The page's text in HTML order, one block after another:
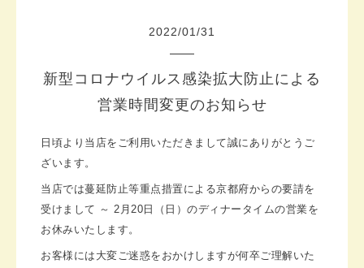
2022/01 /31
新型コロナウイルス感染拡大防止による
営業時間変更のお知らせ
日頃より当店をご利用いただきまして誠にありがとうご
ざいます。
当店では蔓延防止等重点措置による京都府からの要請を
受けまして ～ 2月20日（日）のディナータイムの営業を
お休みいたします。
お客様には大変ご迷惑をおかけしますが何卒ご理解いた